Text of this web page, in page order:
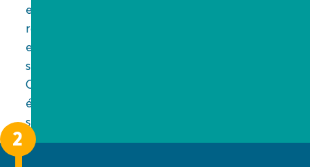
est
rapide
et
simple.
Quelques
étapes
suffisent :
2